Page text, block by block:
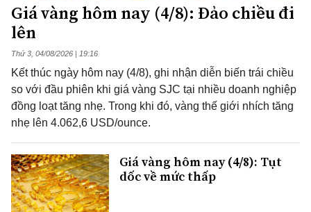
Giá vàng hôm nay (4/8): Đảo chiều đi
lên
Thứ 3, 04/08/2026 | 19:16
Kết thúc ngày hôm nay (4/8), ghi nhận diễn biến trái chiều
so với đầu phiên khi giá vàng SJC tại nhiều doanh nghiệp
đồng loạt tăng nhẹ. Trong khi đó, vàng thế giới nhích tăng
nhẹ lên 4.062,6 USD/ounce.
Giá vàng hôm nay (4/8): Tụt
dốc về mức thấp